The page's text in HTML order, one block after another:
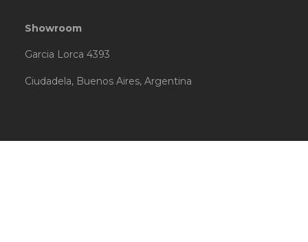
Showroom
Garcia Lorca 4393
Ciudadela, Buenos Aires, Argentina